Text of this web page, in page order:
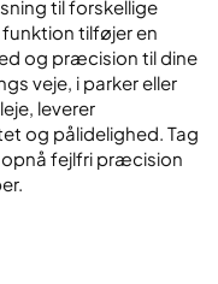
til forskellige
tilføjer en
og præcision til dine
veje, i parker eller
leverer
og pålidelighed. Tag
fejlfri præcision